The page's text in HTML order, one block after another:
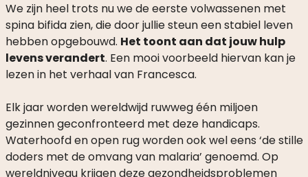
We zijn heel trots nu we de eerste volwassenen met
spina bifida zien, die door jullie steun een stabiel leven
hebben opgebouwd. Het toont aan dat jouw hulp
levens verandert. Een mooi voorbeeld hiervan kan je
lezen in het verhaal van Francesca.
Elk jaar worden wereldwijd ruwweg één miljoen
gezinnen geconfronteerd met deze handicaps.
Waterhoofd en open rug worden ook wel eens ‘de stille
doders met de omvang van malaria’ genoemd. Op
wereldniveau krijgen deze gezondheidsproblemen